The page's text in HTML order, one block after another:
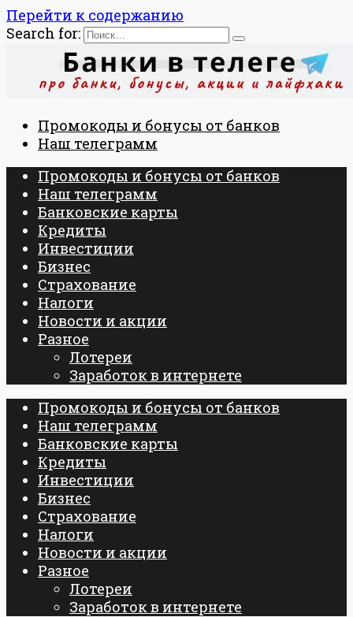
Перейти к содержанию
Search for:
Промокоды и бонусы от банков
Наш телеграмм
Промокоды и бонусы от банков
Наш телеграмм
Банковские карты
Кредиты
Инвестиции
Бизнес
Страхование
Налоги
Новости и акции
Разное
Лотереи
Заработок в интернете
Промокоды и бонусы от банков
Наш телеграмм
Банковские карты
Кредиты
Инвестиции
Бизнес
Страхование
Налоги
Новости и акции
Разное
Лотереи
Заработок в интернете